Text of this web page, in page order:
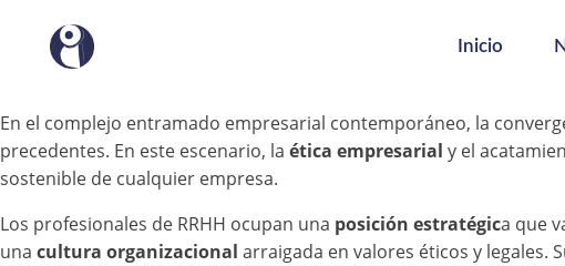
Inicio
En el complejo entramado empresarial contemporáneo, la
precedentes. En este escenario, la ética empresarial y el
sostenible de cualquier empresa.
Los profesionales de RRHH ocupan una posición estratégica que
una cultura organizacional arraigada en valores éticos y legales.